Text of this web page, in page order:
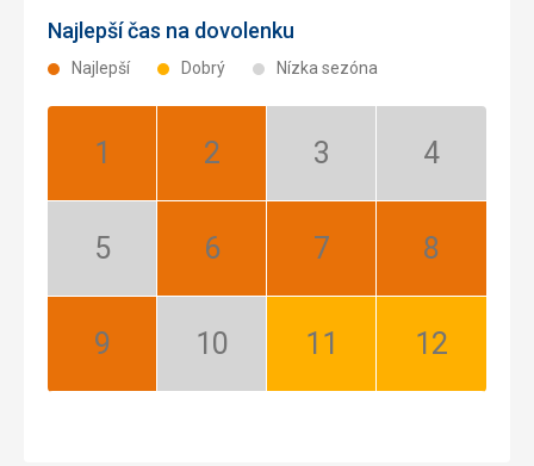
Najlepší čas na dovolenku
Najlepší Dobrý Nízka sezóna
Január:
Február:
Marec:
Apríl:
Máj:
Jún:
Júl:
August:
September:
Október:
November:
December: